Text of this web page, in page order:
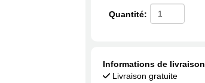
Quantité:
Informations de livraison
Livraison gratuite